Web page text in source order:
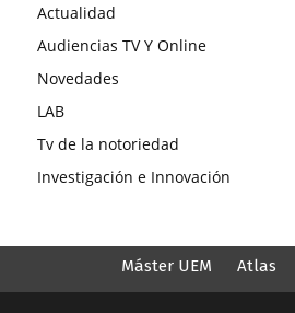
Actualidad
Audiencias TV Y Online
Novedades
LAB
Tv de la notoriedad
Investigación e Innovación
Máster UEM Atlas